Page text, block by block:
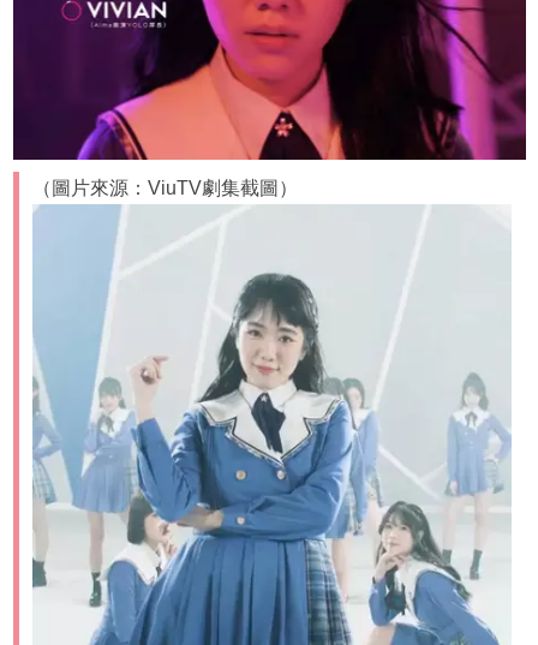
（圖片來源：ViuTV劇集截圖）